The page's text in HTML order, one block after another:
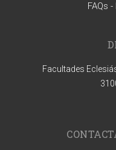
FAQs
Facultades